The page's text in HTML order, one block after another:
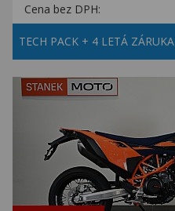
Cena bez DPH:
TECH PACK + 4 LETÁ ZÁRUKA